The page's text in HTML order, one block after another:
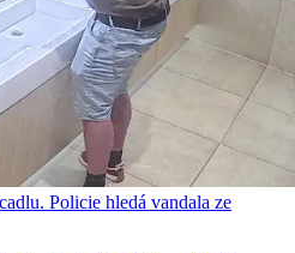
Policie hledá vandala ze